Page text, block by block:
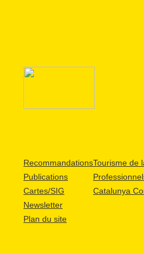
Recommandations
Publications
Cartes/SIG
Newsletter
Plan du site
Tourisme de
Catalunya